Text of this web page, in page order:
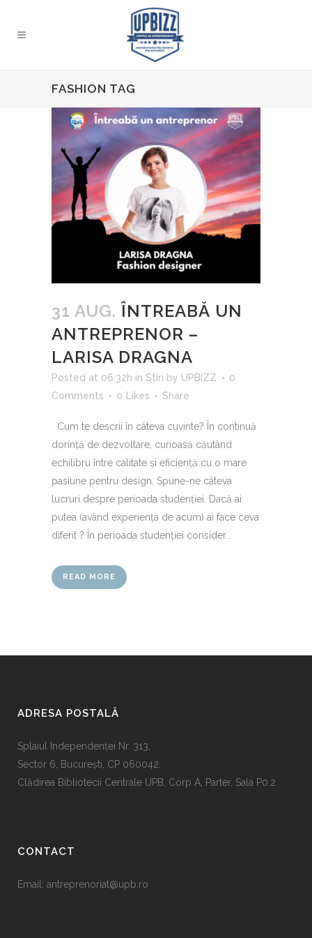
FASHION TAG
31 AUG. ÎNTREABĂ UN
ANTREPRENOR –
LARISA DRAGNA
Posted at 06:32h in Stiri by UPBIZZ
0
Comments
0 Likes Share
Cum te descrii în câteva cuvinte? În continuă
dorință de dezvoltare, curioasă căutând
echilibru între calitate și eficiență cu o mare
pasiune pentru design. Spune-ne câteva
lucruri despre perioada studenției. Dacă ai
putea (având experiența de acum) ai face ceva
diferit ? În perioada studenției consider...
READ MORE
ADRESA POSTALĂ
Splaiul Independenţei Nr. 313,
Sector 6, Bucureşti, CP 060042,
Clădirea Bibliotecii Centrale UPB, Corp A, Parter, Sala P0.2
CONTACT
Email: antreprenoriat@upb.ro